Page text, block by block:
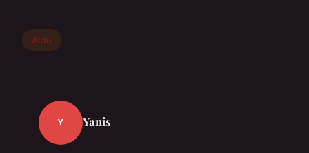
Actu
Y Yanis